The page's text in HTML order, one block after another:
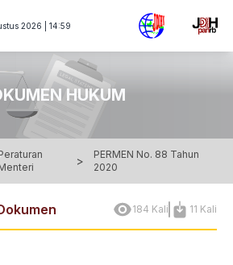
Nomor 88 Tahun 2020 - Peraturan
2026 | 14:59
HUKUM
>
PERMEN No. 88 Tahun
2020
184 Kali 11 Kali